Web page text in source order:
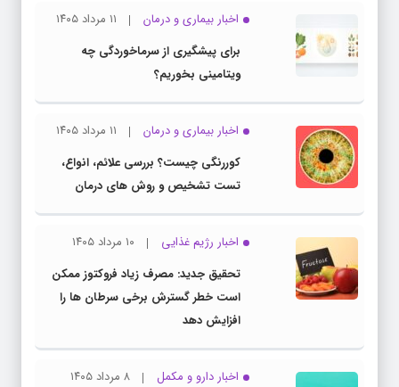
اخبار بیماری و درمان
۱۱ مرداد ۱۴۰۵
برای پیشگیری از سرماخوردگی چه
ویتامینی بخوریم؟
اخبار بیماری و درمان
۱۱ مرداد ۱۴۰۵
کوررنگی چیست؟ بررسی علائم، انواع،
تست تشخیص و روش های درمان
اخبار رژیم غذایی
۱۰ مرداد ۱۴۰۵
تحقیق جدید: مصرف زیاد فروکتوز ممکن
است خطر گسترش برخی سرطان ها را
افزایش دهد
اخبار دارو و مکمل
۸ مرداد ۱۴۰۵